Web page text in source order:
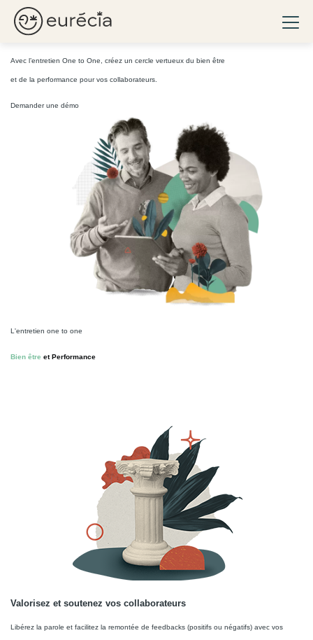
Renforcez votre management et
faîtes progresser
vos équipes !
Avec l’entretien One to One, créez un cercle vertueux du bien être
et de la performance pour vos collaborateurs.
Demander une démo
L'entretien one to one
Bien être et Performance
Valorisez et soutenez vos collaborateurs
Libérez la parole et facilitez la remontée de feedbacks (positifs ou négatifs) avec vos